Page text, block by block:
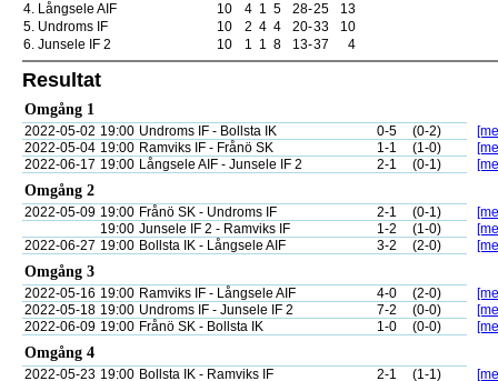
4. Långsele AIF 10 4 1 5 28-25
13
5. Undroms IF 10 2 4 4 20-33
10
6. Junsele IF 2 10 1 1 8 13-37 4
Resultat
Omgång 1
2022-05-02 19:00 Undroms IF - Bollsta IK 0-5 (0-2)
2022-05-04 19:00 Ramviks IF - Frånö SK 1-1 (1-0)
2022-06-17 19:00 Långsele AIF - Junsele IF 2 2-1 (0-1)
Omgång 2
2022-05-09 19:00 Frånö SK - Undroms IF 2-1 (0-1)
19:00 Junsele IF 2 - Ramviks IF 1-2 (1-0)
2022-06-27 19:00 Bollsta IK - Långsele AIF 3-2 (2-0)
Omgång 3
2022-05-16 19:00 Ramviks IF - Långsele AIF 4-0 (2-0)
2022-05-18 19:00 Undroms IF - Junsele IF 2 7-2 (0-0)
2022-06-09 19:00 Frånö SK - Bollsta IK 1-0 (0-0)
Omgång 4
2022-05-23 19:00 Bollsta IK - Ramviks IF 2-1 (1-1)